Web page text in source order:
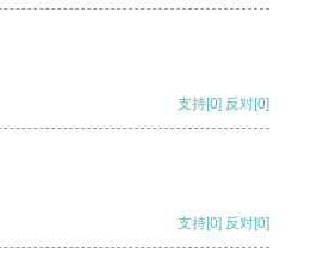
支持[0] 反对[0]
支持[0] 反对[0]